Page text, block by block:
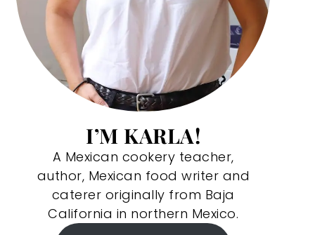
I’M KARLA!
A Mexican cookery teacher,
author, Mexican food writer and
caterer originally from Baja
California in northern Mexico.